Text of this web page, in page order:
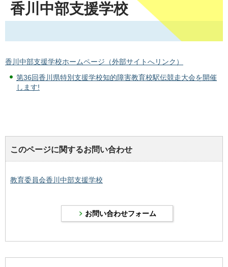
香川中部支援学校
香川中部支援学校ホームページ（外部サイトへリンク）
第36回香川県特別支援学校知的障害教育校駅伝競走大会を開催
します!
このページに関するお問い合わせ
教育委員会香川中部支援学校